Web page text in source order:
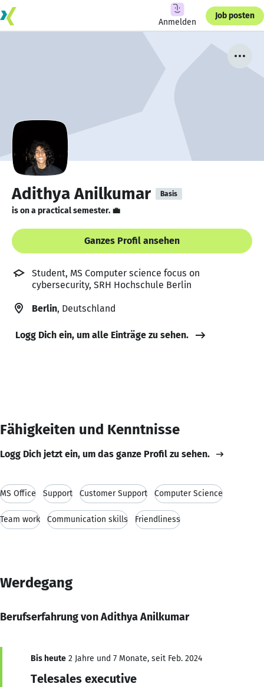
Anmelden
Job posten
Adithya Anilkumar Basis
is on a practical semester. 💼
Ganzes Profil ansehen
Student, MS Computer science focus on
cybersecurity, SRH Hochschule Berlin
Berlin, Deutschland
Logg Dich ein, um alle Einträge zu sehen.
Fähigkeiten und Kenntnisse
Logg Dich jetzt ein, um das ganze Profil zu sehen.
MS Office Support Customer Support Computer Science
Team work Communication skills Friendliness
Werdegang
Berufserfahrung von Adithya Anilkumar
Bis heute 2 Jahre und 7 Monate, seit Feb. 2024
Telesales executive